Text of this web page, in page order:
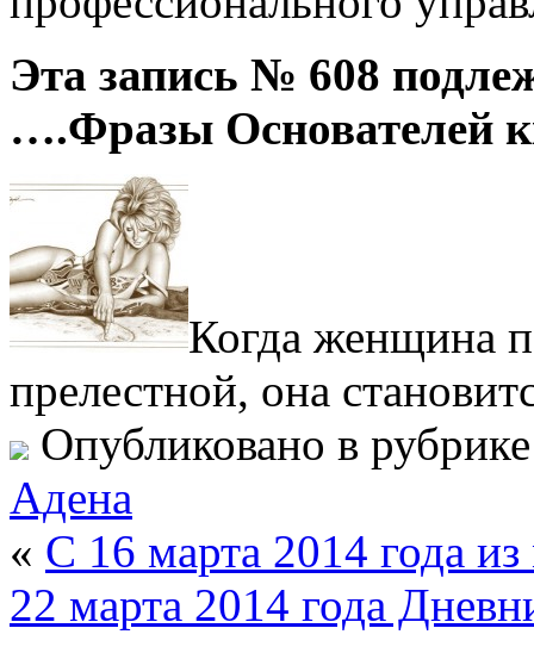
Эта запись № 608
….Фразы Основателей
Когда женщина
прелестной, она
Опубликовано в
Адена
« С 16 марта 2014 года
22 марта 2014 года